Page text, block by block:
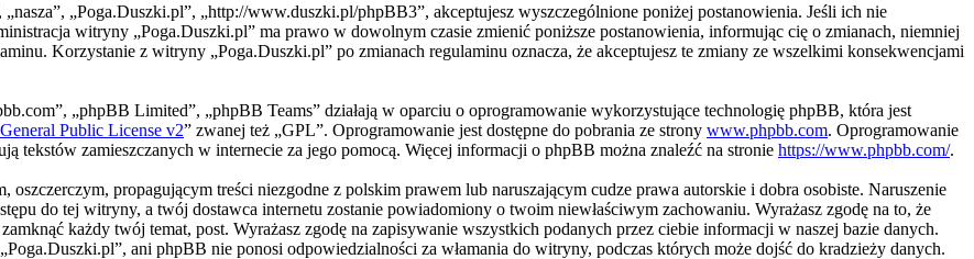
„Poga.Duszki.pl”, „http://www.duszki.pl/phpBB3”, akceptujesz wyszczególnione poniżej postanowienia. Jeśli ich nie
witryny „Poga.Duszki.pl” ma prawo w dowolnym czasie zmienić poniższe postanowienia, informując cię o zmianach, niemniej
Korzystanie z witryny „Poga.Duszki.pl” po zmianach regulaminu oznacza, że akceptujesz te zmiany ze wszelkimi konsekwencjami
„phpBB Limited”, „phpBB Teams” działają w oparciu o oprogramowanie wykorzystujące technologię phpBB, która jest
Public License v2” zwanej też „GPL”. Oprogramowanie jest dostępne do pobrania ze strony www.phpbb.com. Oprogramowanie
tekstów zamieszczanych w internecie za jego pomocą. Więcej informacji o phpBB można znaleźć na stronie https://www.phpbb.com/.
propagującym treści niezgodne z polskim prawem lub naruszającym cudze prawa autorskie i dobra osobiste. Naruszenie
do tej witryny, a twój dostawca internetu zostanie powiadomiony o twoim niewłaściwym zachowaniu. Wyrażasz zgodę na to, że
każdy twój temat, post. Wyrażasz zgodę na zapisywanie wszystkich podanych przez ciebie informacji w naszej bazie danych.
ani phpBB nie ponosi odpowiedzialności za włamania do witryny, podczas których może dojść do kradzieży danych.